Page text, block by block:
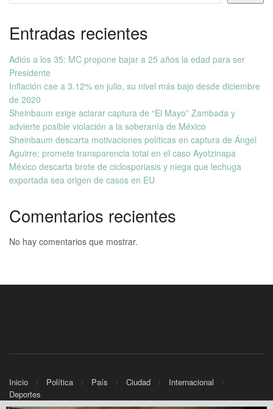
Entradas recientes
Adiós a los 35: MC propone bajar a 25 años la edad para ser
Presidente
Inflación cae a 3.12% en julio, su nivel más bajo desde diciembre
de 2020
Sheinbaum exige aclarar captura de “El Mayo” Zambada y
advierte posible violación a la soberanía de México
Sheinbaum descarta motivaciones políticas en captura de Ángel
Aguirre; promete transparencia total en el caso Ayotzinapa
México descarta brote de ciclosporiasis y niega que lechuga
exportada sea origen de casos en EU
Comentarios recientes
No hay comentarios que mostrar.
Inicio Política País Ciudad
Internacional
Deportes